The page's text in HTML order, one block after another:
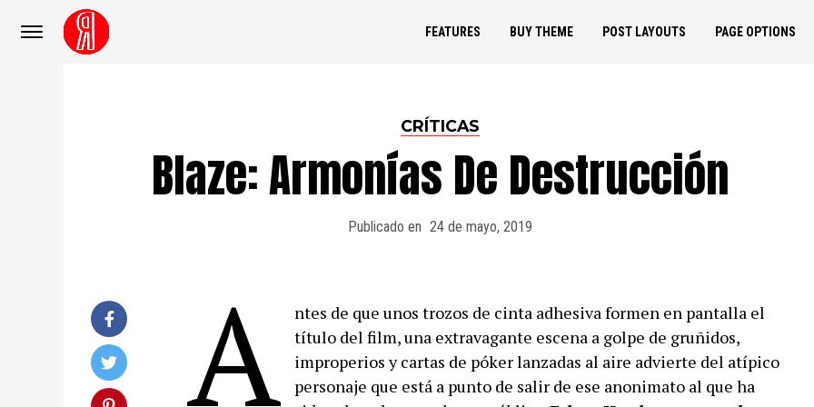
FEATURES BUY THEME POST LAYOUTS PAGE OPTIONS
CRÍTICAS
Blaze: Armonías De Destrucción
Publicado en 24 de mayo, 2019
A
ntes de que unos trozos de cinta adhesiva formen en pantalla el
título del film, una extravagante escena a golpe de gruñidos,
improperios y cartas de póker lanzadas al aire advierte del atípico
personaje que está a punto de salir de ese anonimato al que ha